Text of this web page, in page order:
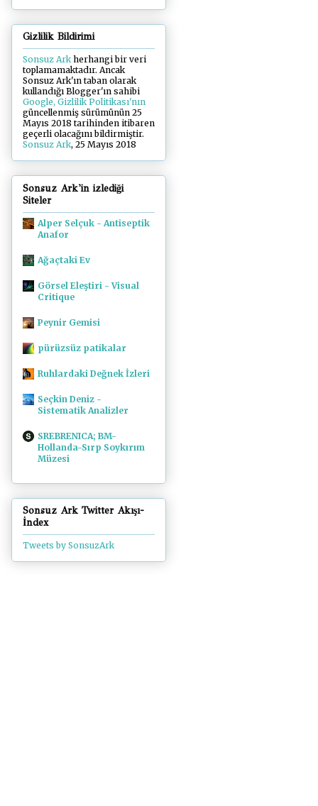
Gizlilik Bildirimi
Sonsuz Arkherhangi bir veri
toplamamaktadır. Ancak
Sonsuz Ark'ın taban olarak
kullandığı Blogger'ın sahibi
Google, Gizlilik Politikası'nın
güncellenmiş sürümünün 25
Mayıs 2018 tarihinden itibaren
geçerli olacağını bildirmiştir.
Sonsuz Ark, 25 Mayıs 2018
Sonsuz Ark'in izlediği
Siteler
Alper Selçuk - Antiseptik
Anafor
Ağaçtaki Ev
Görsel Eleştiri - Visual
Critique
Peynir Gemisi
pürüzsüz patikalar
Ruhlardaki Değnek İzleri
Seçkin Deniz -
Sistematik Analizler
SREBRENICA; BM-
Hollanda-Sırp Soykırım
Müzesi
Sonsuz Ark Twitter Akışı-
İndex
Tweets by SonsuzArk